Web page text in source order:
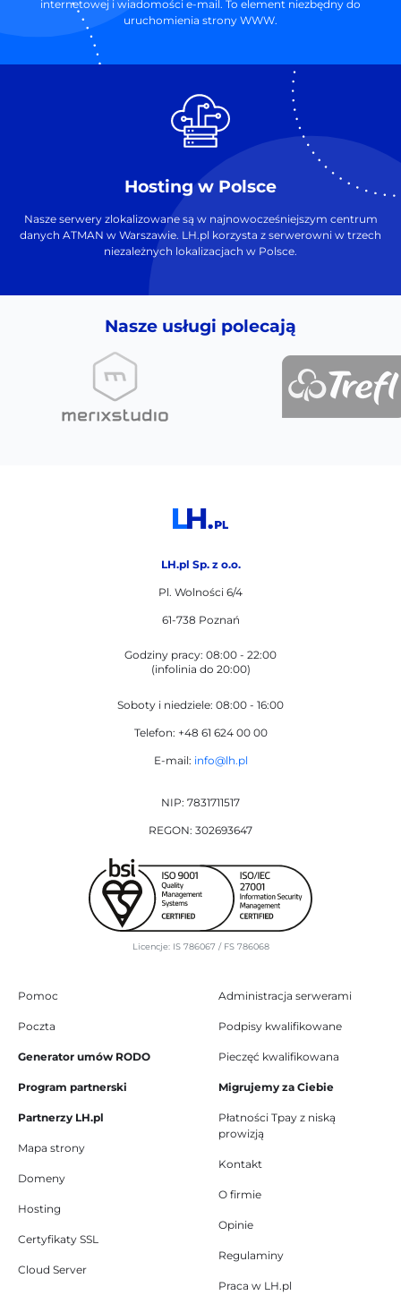
internetowej i wiadomości e-mail. To element niezbędny do
uruchomienia strony WWW.
Hosting w Polsce
Nasze serwery zlokalizowane są w najnowocześniejszym centrum
danych ATMAN w Warszawie. LH.pl korzysta z serwerowni w trzech
niezależnych lokalizacjach w Polsce.
Nasze usługi polecają
LH.pl Sp. z o.o.
Pl. Wolności 6/4
61-738 Poznań
Godziny pracy: 08:00 - 22:00
(infolinia do 20:00)
Soboty i niedziele: 08:00 - 16:00
Telefon: +48 61 624 00 00
E-mail: info@lh.pl
NIP: 7831711517
REGON: 302693647
Licencje: IS 786067 / FS 786068
Pomoc
Poczta
Generator umów RODO
Program partnerski
Partnerzy LH.pl
Mapa strony
Domeny
Hosting
Certyfikaty SSL
Cloud Server
Administracja serwerami
Podpisy kwalifikowane
Pieczęć kwalifikowana
Migrujemy za Ciebie
Płatności Tpay z niską
prowizją
Kontakt
O firmie
Opinie
Regulaminy
Praca w LH.pl